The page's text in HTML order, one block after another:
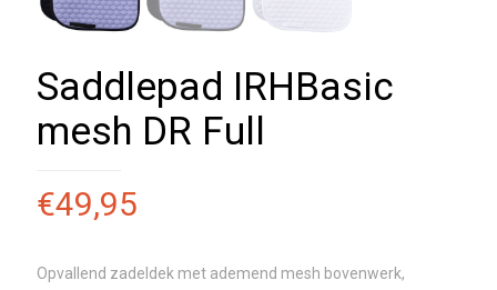
Saddlepad IRHBasic
mesh DR Full
€49,95
Opvallend zadeldek met ademend mesh bovenwerk,